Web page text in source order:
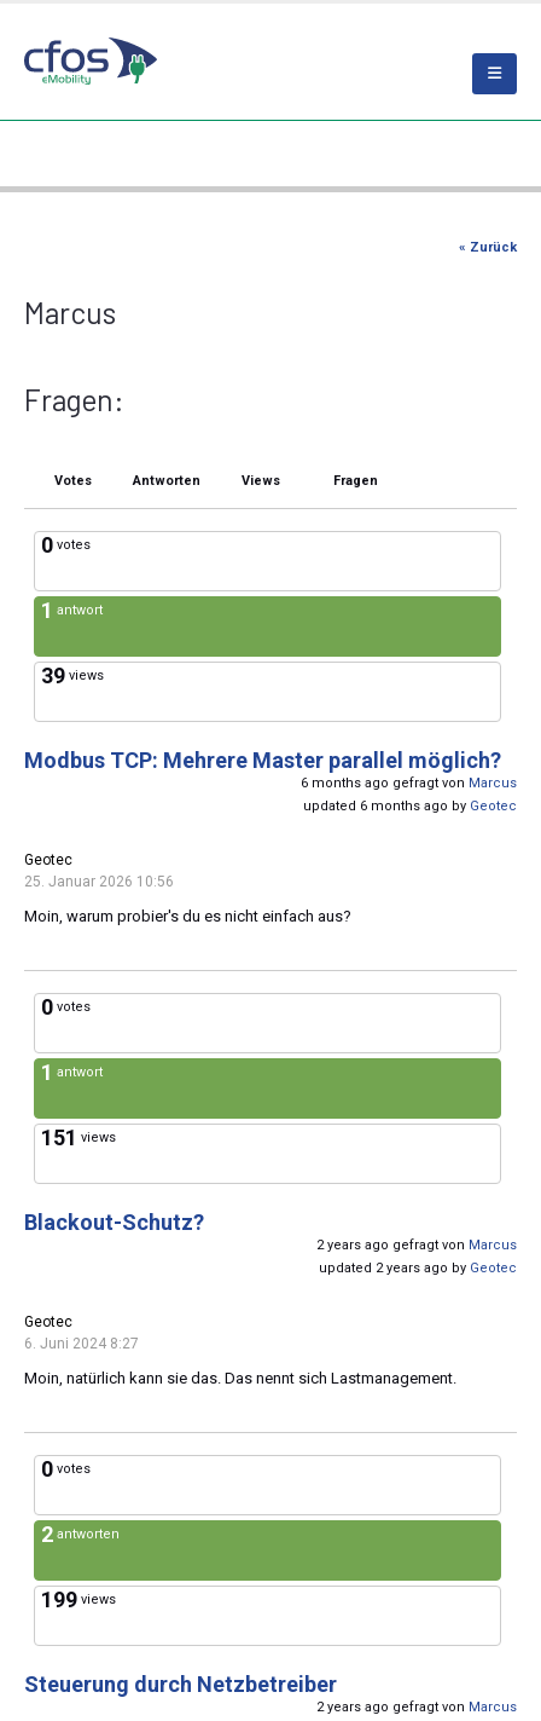
« Zurück
Marcus
Fragen:
Votes Antworten Views Fragen
0 votes
1 antwort
39 views
Modbus TCP: Mehrere Master parallel möglich?
6 months ago gefragt von Marcus
updated 6 months ago by Geotec
Geotec
25. Januar 2026 10:56
Moin, warum probier's du es nicht einfach aus?
0 votes
1 antwort
151 views
Blackout-Schutz?
2 years ago gefragt von Marcus
updated 2 years ago by Geotec
Geotec
6. Juni 2024 8:27
Moin, natürlich kann sie das. Das nennt sich Lastmanagement.
0 votes
2 antworten
199 views
Steuerung durch Netzbetreiber
2 years ago gefragt von Marcus